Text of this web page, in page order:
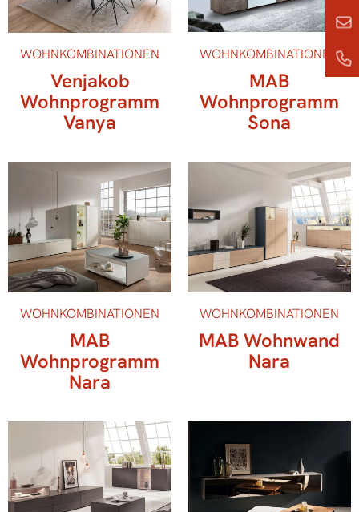
WOHNKOMBINATIONEN
Venjakob
Wohnprogramm
Vanya
WOHNKOMBINATIONEN
MAB
Wohnprogramm
Sona
WOHNKOMBINATIONEN
MAB
Wohnprogramm
Nara
WOHNKOMBINATIONEN
MAB Wohnwand
Nara